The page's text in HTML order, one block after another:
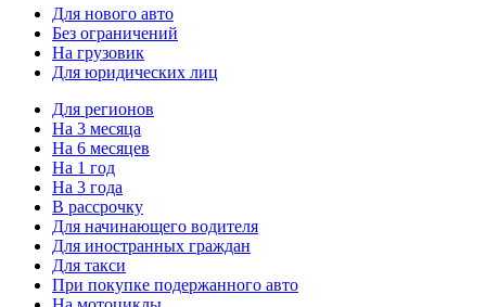
Для нового авто
Без ограничений
На грузовик
Для юридических лиц
Для регионов
На 3 месяца
На 6 месяцев
На 1 год
На 3 года
В рассрочку
Для начинающего водителя
Для иностранных граждан
Для такси
При покупке подержанного авто